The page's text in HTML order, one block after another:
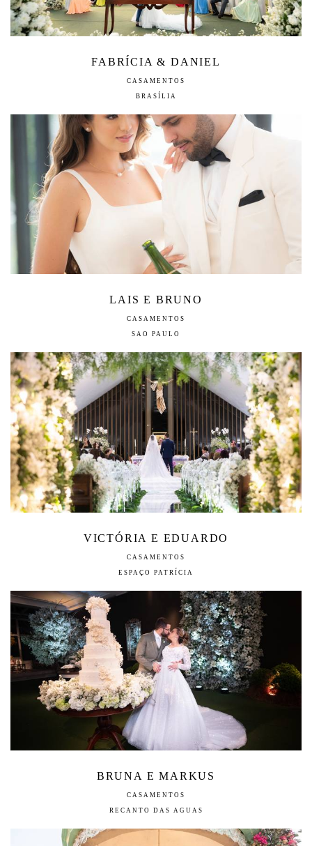
FABRÍCIA & DANIEL
CASAMENTOS
BRASÍLIA
LAIS E BRUNO
CASAMENTOS
SAO PAULO
VICTÓRIA E EDUARDO
CASAMENTOS
ESPAÇO PATRÍCIA
BRUNA E MARKUS
CASAMENTOS
RECANTO DAS AGUAS